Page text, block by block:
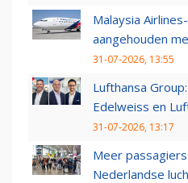
Malaysia
aangehouden
31-07-2026, 13:55
Lufthansa
Edelweiss en
31-07-2026, 13:17
Meer
Nederlandse